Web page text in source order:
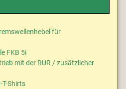
für
FKB 5i
mit der RUR / zusätzlicher
Shirts